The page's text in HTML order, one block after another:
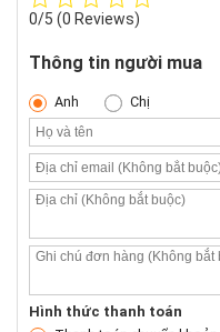
0/5 (0 Reviews)
Thông tin người mua
Anh Chị
Hình thức thanh toán